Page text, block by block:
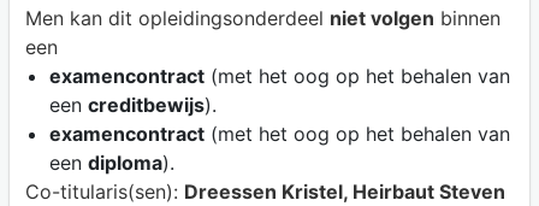
Men kan dit opleidingsonderdeel niet volgen binnen
een
examencontract(met het oog op het behalen van
een creditbewijs).
examencontract(met het oog op het behalen van
een diploma).
Co-titularis(sen): Dreessen Kristel, Heirbaut Steven